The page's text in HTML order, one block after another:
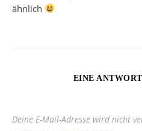
ähnlich
EINE
Deine E-Mail-Adresse wird nicht